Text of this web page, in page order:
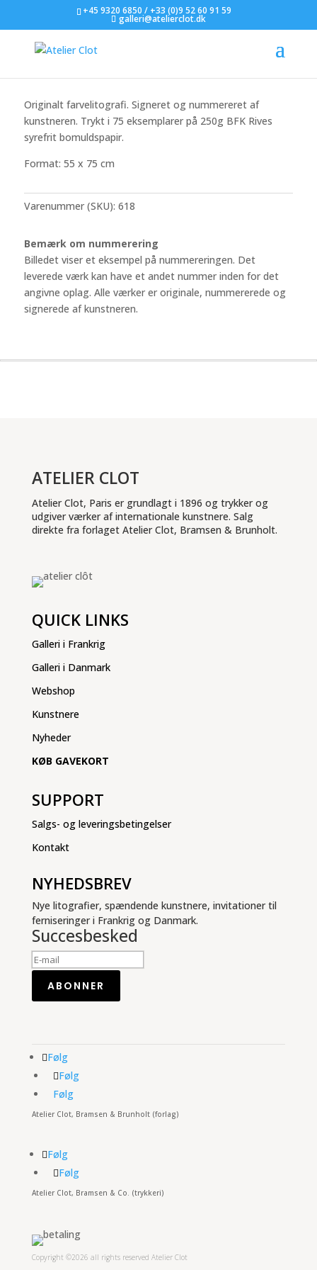
+45 9320 6850 / +33 (0)9 52 60 91 59
galleri@atelierclot.dk
Originalt farvelitografi. Signeret og nummereret af
kunstneren. Trykt i 75 eksemplarer på 250g BFK Rives
syrefrit bomuldspapir.
Format: 55 x 75 cm
Varenummer (SKU): 618
Bemærk om nummerering
Billedet viser et eksempel på nummereringen. Det
leverede værk kan have et andet nummer inden for det
angivne oplag. Alle værker er originale, nummererede og
signerede af kunstneren.
ATELIER CLOT
Atelier Clot, Paris er grundlagt i 1896 og trykker og
udgiver værker af internationale kunstnere. Salg
direkte fra forlaget Atelier Clot, Bramsen & Brunholt.
QUICK LINKS
Galleri i Frankrig
Galleri i Danmark
Webshop
Kunstnere
Nyheder
KØB GAVEKORT
SUPPORT
Salgs- og leveringsbetingelser
Kontakt
NYHEDSBREV
Nye litografier, spændende kunstnere, invitationer til
ferniseringer i Frankrig og Danmark.
Succesbesked
ABONNER
Følg
Følg
Følg
Atelier Clot, Bramsen & Brunholt (forlag)
Følg
Følg
Atelier Clot, Bramsen & Co. (trykkeri)
Copyright ©2026 all rights reserved Atelier Clot